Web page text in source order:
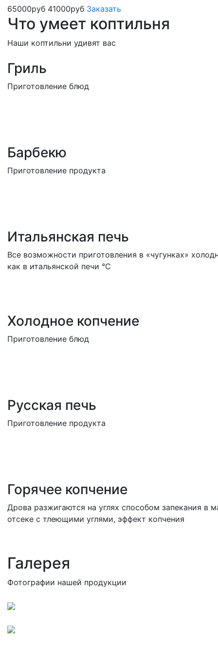
65000руб 41000руб Заказать
Что умеет коптильня
Наши коптильни удивят вас
Гриль
Приготовление блюд
Барбекю
Приготовление продукта
Итальянская печь
Все возможности приготовления в «чугунках»
как в итальянской печи °C
Холодное копчение
Приготовление блюд
Русская печь
Приготовление продукта
Горячее копчение
Дрова разжигаются на углях способом запекания в
отсеке с тлеющими углями, эффект копчения
Галерея
Фотографии нашей продукции